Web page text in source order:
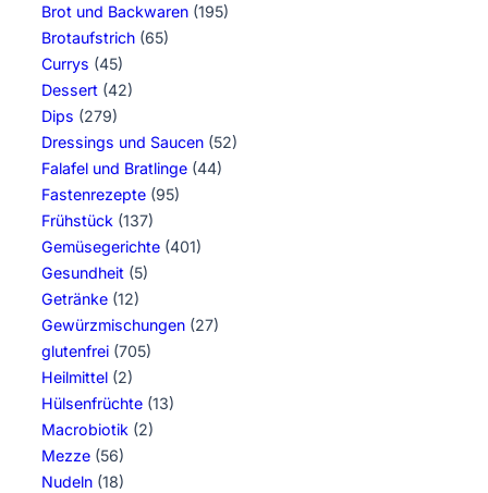
Brot und Backwaren (195)
Brotaufstrich (65)
Currys (45)
Dessert (42)
Dips (279)
Dressings und Saucen (52)
Falafel und Bratlinge (44)
Fastenrezepte (95)
Frühstück (137)
Gemüsegerichte (401)
Gesundheit (5)
Getränke (12)
Gewürzmischungen (27)
glutenfrei (705)
Heilmittel (2)
Hülsenfrüchte (13)
Macrobiotik (2)
Mezze (56)
Nudeln (18)